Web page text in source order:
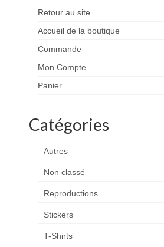
Retour au site
Accueil de la boutique
Commande
Mon Compte
Panier
Catégories
Autres
Non classé
Reproductions
Stickers
T-Shirts